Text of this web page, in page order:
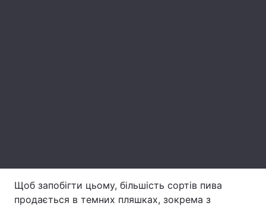
Тема оформлення
Щоб запобігти цьому, більшість сортів пива
продається в темних пляшках, зокрема з